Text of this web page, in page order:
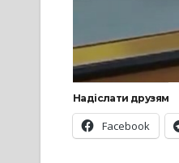
Надіслати друзям
Facebook